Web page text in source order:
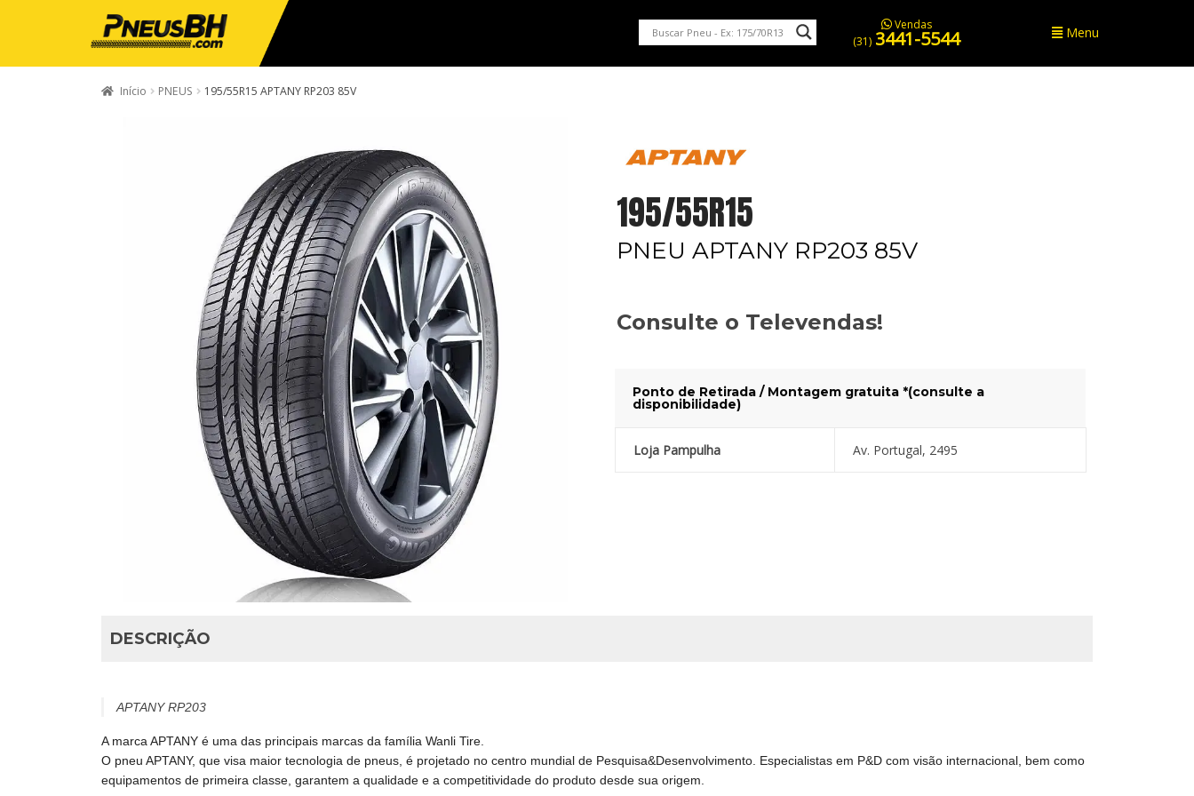
Vendas
(31) 3441-5544 Menu
Início PNEUS 195/55R15 APTANY RP203 85V
195/55R15
PNEU APTANY RP203 85V
Consulte o Televendas!
Ponto de Retirada / Montagem gratuita *(consulte a
disponibilidade)
Loja Pampulha Av. Portugal, 2495
DESCRIÇÃO
APTANY RP203
A marca APTANY é uma das principais marcas da família Wanli Tire.
O pneu APTANY, que visa maior tecnologia de pneus, é projetado no centro mundial de Pesquisa&Desenvolvimento. Especialistas em P&D com visão internacional, bem como
equipamentos de primeira classe, garantem a qualidade e a competitividade do produto desde sua origem.